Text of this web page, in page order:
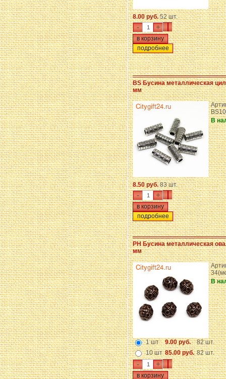
8.00 руб.52 шт.
- +
подробнее
BS Бусина металлическая
мм
В
8.50 руб.83 шт.
- +
подробнее
PH Бусина металлическая
мм
В
1 шт 9.00 руб.
82 шт.
10 шт 85.00 руб. 82 шт.
- +